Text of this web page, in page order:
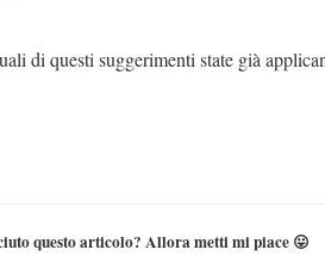
di questi suggerimenti state già
questo articolo? Allora metti mi piace 😛